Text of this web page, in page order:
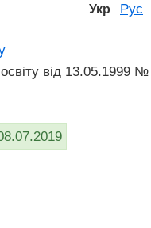
Укр Рус
від 13.05.1999 №